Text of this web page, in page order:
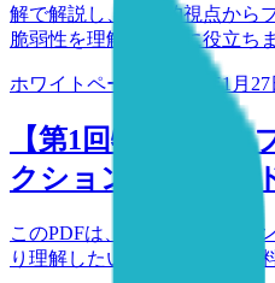
解で解説し、技術的視点から
脆弱性を理解するのに役立ちま
ホワイトペーパー 2025年1月
【第1回特典PDF
クション 入門ガイ
このPDFは、「プロンプトイ
り理解したい方向けの入門資